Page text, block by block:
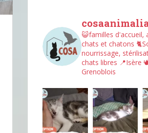
😺familles d'accueil,
chats et chatons
nourrissage,
chats libres 📍Isère
Grenoblois